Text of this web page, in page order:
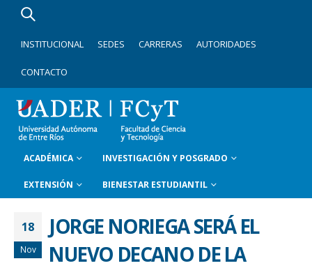
INSTITUCIONAL SEDES CARRERAS AUTORIDADES
CONTACTO
ACADÉMICA INVESTIGACIÓN Y POSGRADO
EXTENSIÓN BIENESTAR ESTUDIANTIL
18
Nov
JORGE NORIEGA SERÁ EL
NUEVO DECANO DE LA